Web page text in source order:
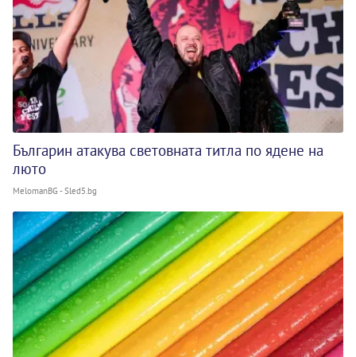
Българин атакува световната титла по ядене на
люто
MelomanBG - Sled5.bg